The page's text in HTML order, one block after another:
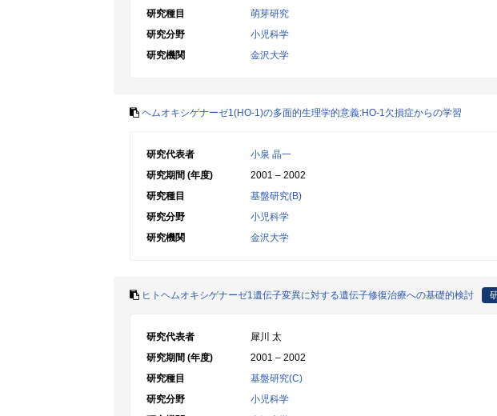
研究種目
萌芽研究
研究分野
小児科学
研究機関
金沢大学
ヘムオキシゲナーゼ1(HO-1)の多面的生理学的意義:HO-1欠損症からの学習
研究代表者
小泉 晶一
研究期間 (年度)
2001 – 2002
研究種目
基盤研究(B)
研究分野
小児科学
研究機関
金沢大学
ヒトヘムオキシゲナーゼ1遺伝子変異に対する遺伝子修復治療への基礎的検討
研究代表者
犀川 太
研究期間 (年度)
2001 – 2002
研究種目
基盤研究(C)
研究分野
小児科学